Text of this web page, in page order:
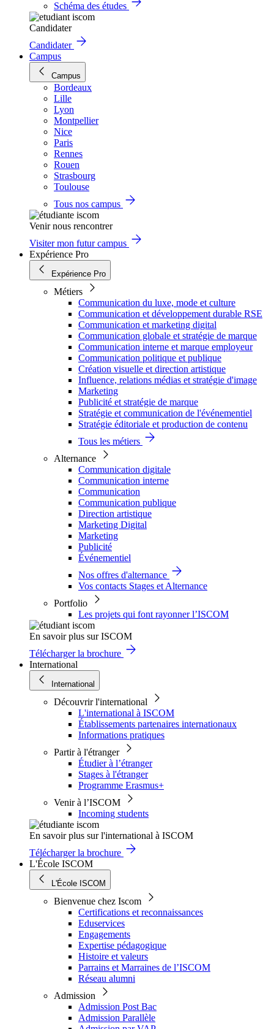
Schéma des études
Candidater
Candidater
Campus
Campus
Bordeaux
Lille
Lyon
Montpellier
Nice
Paris
Rennes
Rouen
Strasbourg
Toulouse
Tous nos campus
Venir nous rencontrer
Visiter mon futur campus
Expérience Pro
Expérience Pro
Métiers
Communication du luxe, mode et culture
Communication et développement durable RSE
Communication et marketing digital
Communication globale et stratégie de marque
Communication interne et marque employeur
Communication politique et publique
Création visuelle et direction artistique
Influence, relations médias et stratégie d'image
Marketing
Publicité et stratégie de marque
Stratégie et communication de l'événementiel
Stratégie éditoriale et production de contenu
Tous les métiers
Alternance
Communication digitale
Communication interne
Communication
Communication publique
Direction artistique
Marketing Digital
Marketing
Publicité
Événementiel
Nos offres d'alternance
Vos contacts Stages et Alternance
Portfolio
Les projets qui font rayonner l’ISCOM
En savoir plus sur ISCOM
Télécharger la brochure
International
International
Découvrir l'international
L'international à ISCOM
Établissements partenaires internationaux
Informations pratiques
Partir à l'étranger
Étudier à l’étranger
Stages à l'étranger
Programme Erasmus+
Venir à l’ISCOM
Incoming students
En savoir plus sur l'international à ISCOM
Télécharger la brochure
L'École ISCOM
L'École ISCOM
Bienvenue chez Iscom
Certifications et reconnaissances
Eduservices
Engagements
Expertise pédagogique
Histoire et valeurs
Parrains et Marraines de l’ISCOM
Réseau alumni
Admission
Admission Post Bac
Admission Parallèle